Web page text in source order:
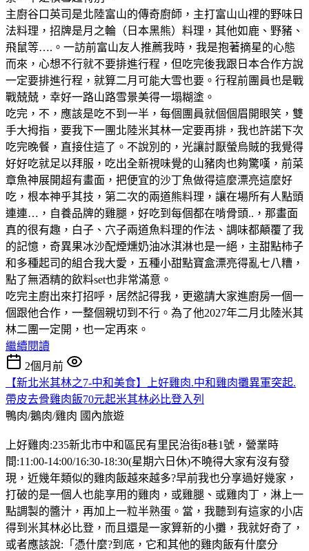
主廚谷口英司是北陸富山的傳奇廚師，主打富山山𥚃的野味日
法料理，招牌是月之輪（日本黑熊）料理，其他如鹿、野豬、
飛鼠等….。一訪前富山友人推薦我時，我是抱著摘星的心態
而來，心想不行就不要排進行程，但吃完後我跟日本合作方說
一定要排進行程，就算二月可能大雪也要。行程前團員也是戰
戰兢兢，幸好一路山路雪景美得一塌糊塗。
吃完，不，應該是吃不到一半，每個團員就個個眉開眼笑，雙
手大拇指，要我下一團北陸米其林一定要再排，我也許諾下次
吃完晚餐，直接住這了。不說別的，光讓討厭螢烏賊的我覺得
好好吃就足以拜服，吃出全新視味覺的山豬肉也夠驚嘆，前菜
章魚神展開超有畫面，把便宜的沙丁魚做得這麼漂亮這麼好
吃，根本神乎其技，第二次的兩道熊料理，讓在場所有人點頭
連連…，自養品牌的雞腿，好吃到每個都在啃骨頭..，那畫面
真的很有趣，白子、穴子兩道魚料理的作法、調味都顛覆了我
的記憶，奇異果冰沙配煙燻奶油冰淇淋也是一絕，主甜點柿子
和多種起司的組合我大愛，五種小甜點寶盒漂亮得亂七八糟，
點了無酒精的飲料set也非常滿意。
吃完主廚出來打招呼，居然記得我，更邀請大家進廚房一個一
個跟他合作，一整個親切到不行。為了他2027年二月北陸米其
林二團一定開，也一定再來。
繼續閱讀
2個月前
【新北米其林之7-中和美食】上好雞肉.中和雞肉攤異軍突起.
帶皮去骨雞肉飯70元起米其林必比登入列
鴨肉/鵝肉/雞肉 國內旅遊
上好雞肉:235新北市中和區民有里民治街8巷1號，營業時
間:11:00-14:00/16:30-18:30(星期六日休)不曉得大家有沒有發
現，近幾年類似的雞肉飯越來越多?早前我也分享過好幾家，
打破的是一個人也能享用的雞肉，或雞腿、或雞肉丁，淋上一
點調製的醬汁，再加上一粒半熟蛋。當，我聽到有這家的小店
得到米其林必比登，而且還是一家算新的小攤，我就好奇了，
或者應該說:「憑什麼?到底，它和其他的雞肉飯有什麼分